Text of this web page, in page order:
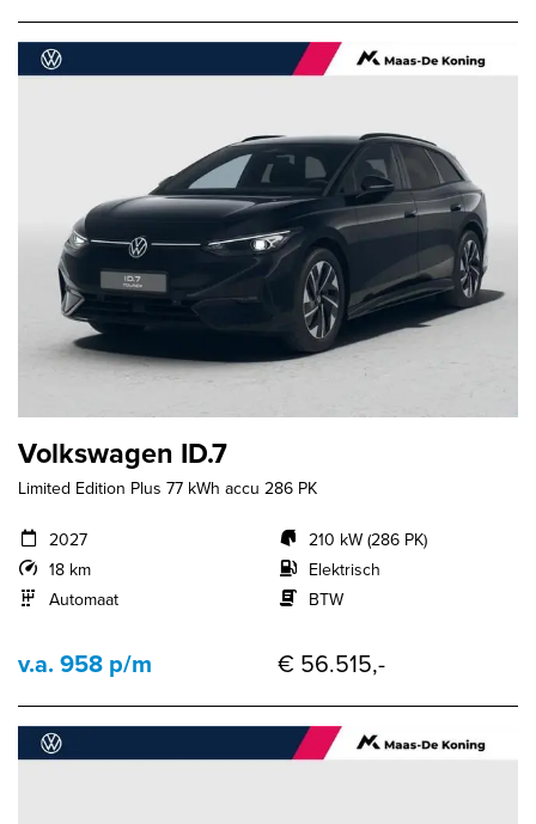
Volkswagen ID.7
Limited Edition Plus 77 kWh accu 286 PK
2027
18 km
Automaat
210 kW (286 PK)
Elektrisch
BTW
v.a. 958 p/m € 56.515,-